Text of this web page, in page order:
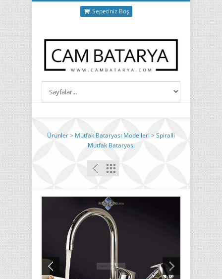
Sepetiniz Boş
Ürünler> Mutfak Bataryası Modelleri > Spiralli
Mutfak Bataryası